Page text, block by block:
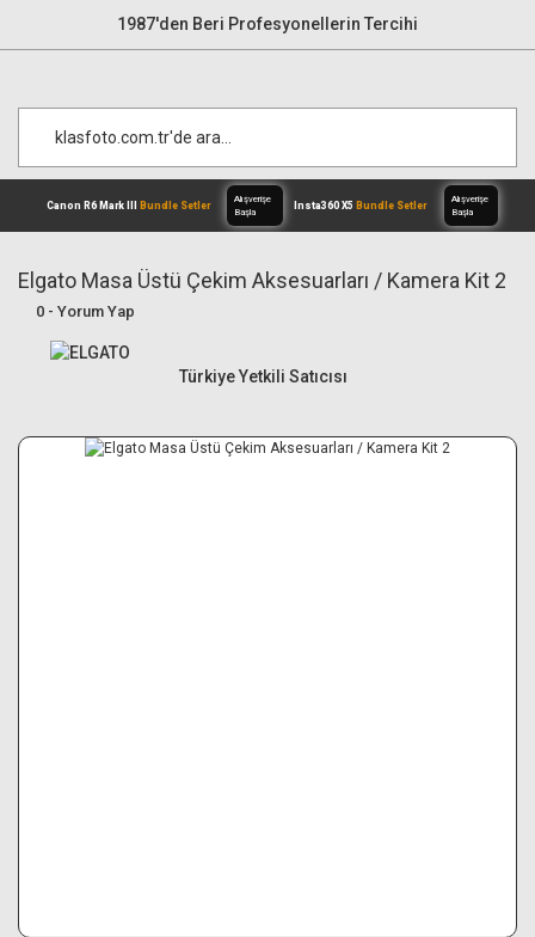
1987'den Beri Profesyonellerin Tercihi
Canon R6 Mark III
Elgato Masa Üstü Çekim Aksesuarları / Kamera Kit 2
0 - Yorum Yap
Türkiye Yetkili Satıcısı